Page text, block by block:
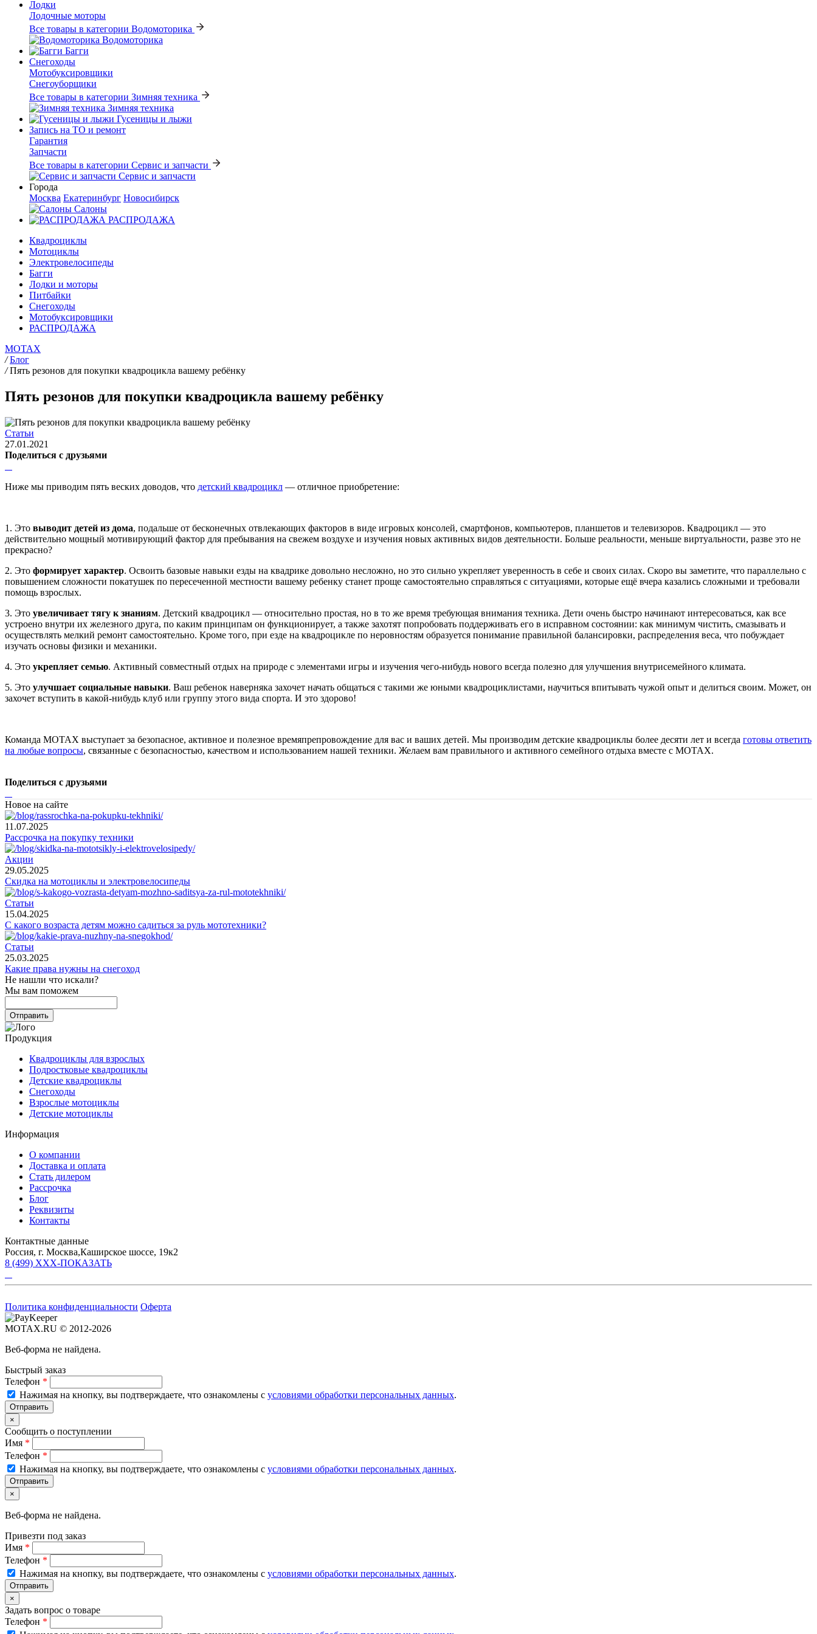
Лодки
Лодочные моторы
Все товары в категории Водомоторика
Водомоторика
Багги
Снегоходы
Мотобуксировщики
Снегоуборщики
Все товары в категории Зимняя техника
Зимняя техника
Гусеницы и лыжи
Запись на ТО и ремонт
Гарантия
Запчасти
Все товары в категории Сервис и запчасти
Сервис и запчасти
Города
Москва Екатеринбург Новосибирск
Салоны
РАСПРОДАЖА
Квадроциклы
Мотоциклы
Электровелосипеды
Багги
Лодки и моторы
Питбайки
Снегоходы
Мотобуксировщики
РАСПРОДАЖА
MOTAX
/ Блог
/ Пять резонов для покупки квадроцикла вашему ребёнку
Пять резонов для покупки квадроцикла вашему ребёнку
Статьи
27.01.2021
Поделиться с друзьями
Ниже мы приводим пять веских доводов, что детский квадроцикл — отличное приобретение:
1. Это выводит детей из дома, подальше от бесконечных отвлекающих факторов в виде игровых консолей, смартфонов, компьютеров, планшетов и телевизоров. Квадроцикл — это
действительно мощный мотивирующий фактор для пребывания на свежем воздухе и изучения новых активных видов деятельности. Больше реальности, меньше виртуальности, разве это не
прекрасно?
2. Это формирует характер. Освоить базовые навыки езды на квадрике довольно несложно, но это сильно укрепляет уверенность в себе и своих силах. Скоро вы заметите, что параллельно с
повышением сложности покатушек по пересеченной местности вашему ребенку станет проще самостоятельно справляться с ситуациями, которые ещё вчера казались сложными и требовали
помощь взрослых.
3. Это увеличивает тягу к знаниям. Детский квадроцикл — относительно простая, но в то же время требующая внимания техника. Дети очень быстро начинают интересоваться, как все
устроено внутри их железного друга, по каким принципам он функционирует, а также захотят попробовать поддерживать его в исправном состоянии: как минимум чистить, смазывать и
осуществлять мелкий ремонт самостоятельно. Кроме того, при езде на квадроцикле по неровностям образуется понимание правильной балансировки, распределения веса, что побуждает
изучать основы физики и механики.
4. Это укрепляет семью. Активный совместный отдых на природе с элементами игры и изучения чего-нибудь нового всегда полезно для улучшения внутрисемейного климата.
5. Это улучшает социальные навыки. Ваш ребенок наверняка захочет начать общаться с такими же юными квадроциклистами, научиться впитывать чужой опыт и делиться своим. Может, он
захочет вступить в какой-нибудь клуб или группу этого вида спорта. И это здорово!
Команда MOTAX выступает за безопасное, активное и полезное времяпрепровождение для вас и ваших детей. Мы производим детские квадроциклы более десяти лет и всегда готовы ответить
на любые вопросы, связанные с безопасностью, качеством и использованием нашей техники. Желаем вам правильного и активного семейного отдыха вместе с MOTAX.
Поделиться с друзьями
Новое на сайте
11.07.2025
Рассрочка на покупку техники
Акции
29.05.2025
Скидка на мотоциклы и электровелосипеды
Статьи
15.04.2025
С какого возраста детям можно садиться за руль мототехники?
Статьи
25.03.2025
Какие права нужны на снегоход
Не нашли что искали?
Мы вам поможем
Продукция
Квадроциклы для взрослых
Подростковые квадроциклы
Детские квадроциклы
Снегоходы
Взрослые мотоциклы
Детские мотоциклы
Информация
О компании
Доставка и оплата
Стать дилером
Рассрочка
Блог
Реквизиты
Контакты
Контактные данные
Россия, г. Москва,Каширское шоссе, 19к2
8 (499) XXX-ПОКАЗАТЬ
Политика конфиденциальности Оферта
MOTAX.RU © 2012-2026
Веб-форма не найдена.
Быстрый заказ
Телефон *
Нажимая на кнопку, вы подтверждаете, что ознакомлены с условиями обработки персональных данных.
×
Сообщить о поступлении
Имя *
Телефон *
Нажимая на кнопку, вы подтверждаете, что ознакомлены с условиями обработки персональных данных.
×
Веб-форма не найдена.
Привезти под заказ
Имя *
Телефон *
Нажимая на кнопку, вы подтверждаете, что ознакомлены с условиями обработки персональных данных.
×
Задать вопрос о товаре
Телефон *